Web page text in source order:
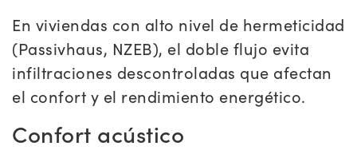
En viviendas con alto nivel de hermeticidad
(Passivhaus, NZEB), el doble flujo evita
infiltraciones descontroladas que afectan
el confort y el rendimiento energético.
Confort acústico